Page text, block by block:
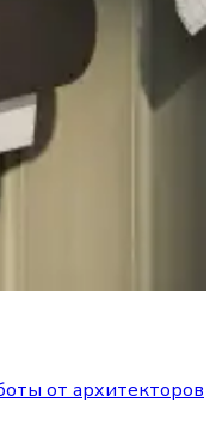
от архитекторов